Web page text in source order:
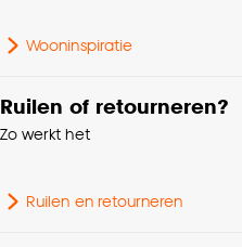
Wooninspiratie
Ruilen of retourneren?
Zo werkt het
Ruilen en retourneren